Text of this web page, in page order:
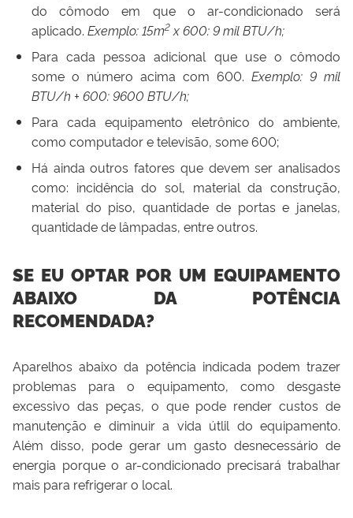
do cômodo em que o ar-condicionado será
aplicado. Exemplo: 15m2 x 600: 9 mil BTU/h;
Para cada pessoa adicional que use o cômodo
some o número acima com 600. Exemplo: 9 mil
BTU/h + 600: 9600 BTU/h;
Para cada equipamento eletrônico do ambiente,
como computador e televisão, some 600;
Há ainda outros fatores que devem ser analisados
como: incidência do sol, material da construção,
material do piso, quantidade de portas e janelas,
quantidade de lâmpadas, entre outros.
SE EU OPTAR POR UM EQUIPAMENTO
ABAIXO DA POTÊNCIA
RECOMENDADA?
Aparelhos abaixo da potência indicada podem trazer
problemas para o equipamento, como desgaste
excessivo das peças, o que pode render custos de
manutenção e diminuir a vida útlil do equipamento.
Além disso, pode gerar um gasto desnecessário de
energia porque o ar-condicionado precisará trabalhar
mais para refrigerar o local.